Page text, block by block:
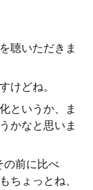
聴いただきま
けどね。
というか、ま
かなと思いま
の前に比べ
ちょっとね、